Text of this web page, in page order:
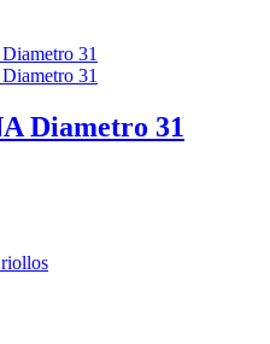
Diametro 31